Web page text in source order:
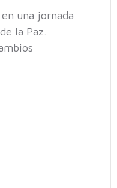
una jornada
la Paz.